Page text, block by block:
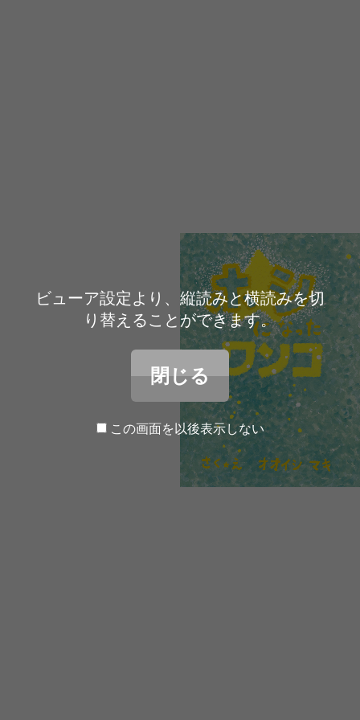
ビューア設定より、縦読みと横読みを切
り替えることができます。
閉じる
この画面を以後表示しない